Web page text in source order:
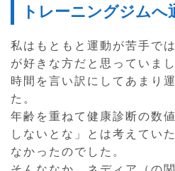
トレーニングジムへ
私はもともと運動が苦手で
が好きな方だと思っていま
時間を言い訳にしてあまり
た。
年齢を重ねて健康診断の数
しないとな」とは考えてい
なかったのでした。